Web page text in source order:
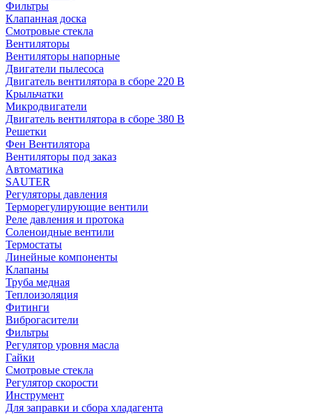
Фильтры
Клапанная доска
Смотровые стекла
Вентиляторы
Вентиляторы напорные
Двигатели пылесоса
Двигатель вентилятора в сборе 220 В
Крыльчатки
Микродвигатели
Двигатель вентилятора в сборе 380 В
Решетки
Фен Вентилятора
Вентиляторы под заказ
Автоматика
SAUTER
Регуляторы давления
Терморегулирующие вентили
Реле давления и протока
Соленоидные вентили
Термостаты
Линейные компоненты
Клапаны
Труба медная
Теплоизоляция
Фитинги
Виброгасители
Фильтры
Регулятор уровня масла
Гайки
Смотровые стекла
Регулятор скорости
Инструмент
Для заправки и сбора хладагента